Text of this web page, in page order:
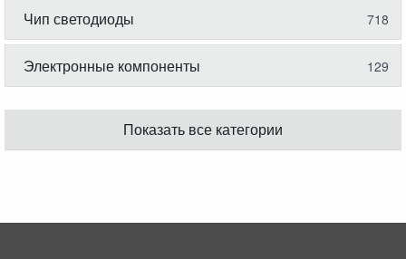
Чип светодиоды 718
Электронные компоненты 129
Показать все категории